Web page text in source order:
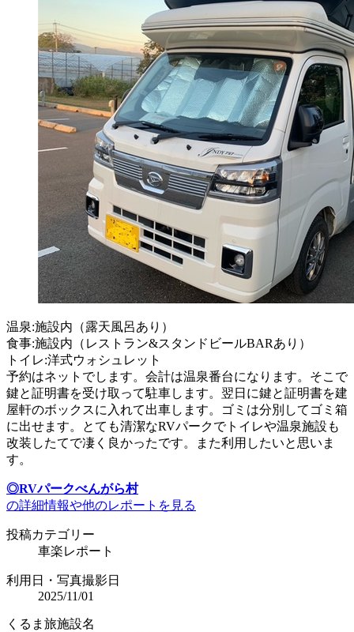
温泉:施設内（露天風呂あり）
食事:施設内（レストラン&スタンドビールBARあり）
トイレ:洋式ウォシュレット
予約はネットでします。会計は温泉番台になります。そこで
鍵と証明書を受け取って駐車します。翌日に鍵と証明書を建
屋軒のボックスに入れて出車します。ゴミは分別してゴミ箱
に出せます。とても清潔なRVパークでトイレや温泉施設も
改装したてで凄く良かったです。また利用したいと思いま
す。
◎RVパークべんがら村
の詳細情報や他のレポートを見る
投稿カテゴリー
車楽レポート
利用日・写真撮影日
2025/11/01
くるま旅施設名